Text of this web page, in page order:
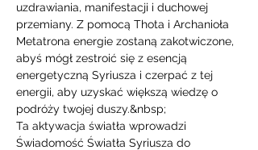
uzdrawiania, manifestacji i duchowej
przemiany. Z pomocą Thota i Archanioła
Metatrona energie zostaną zakotwiczone,
abyś mógł zestroić się z esencją
energetyczną Syriusza i czerpać z tej
energii, aby uzyskać większą wiedzę o
podróży twojej duszy.&nbsp;
Ta aktywacja światła wprowadzi
Świadomość Światła Syriusza do